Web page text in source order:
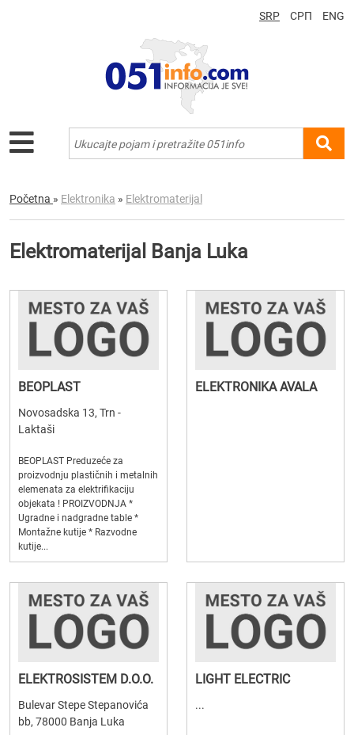
SRP СРП ENG
Početna » Elektronika » Elektromaterijal
Elektromaterijal Banja Luka
BEOPLAST
Novosadska 13, Trn -
Laktaši
BEOPLAST Preduzeće za
proizvodnju plastičnih i metalnih
elemenata za elektrifikaciju
objekata ! PROIZVODNJA *
Ugradne i nadgradne table *
Montažne kutije * Razvodne
kutije...
ELEKTRONIKA AVALA
ELEKTROSISTEM D.O.O.
Bulevar Stepe Stepanovića
bb, 78000 Banja Luka
LIGHT ELECTRIC
...